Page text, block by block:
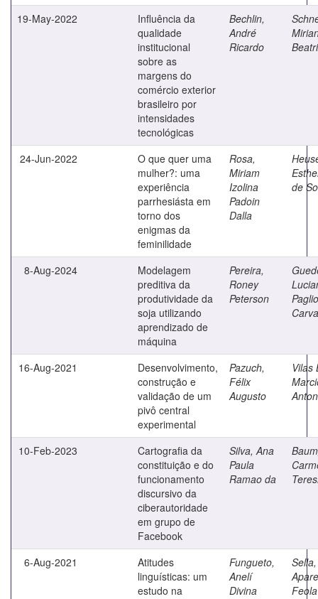
19-May-2022
Influência da
qualidade
institucional
sobre as
margens do
comércio exterior
brasileiro por
intensidades
tecnológicas
Bechlin,
André
Ricardo
24-Jun-2022
O que quer uma
mulher?: uma
experiência
parrhesiásta em
torno dos
enigmas da
feminilidade
Rosa,
Miriam
Izolina
Padoin
Dalla
de
8-Aug-2024
Modelagem
preditiva da
produtividade da
soja utilizando
aprendizado de
máquina
Pereira,
Roney
Peterson
16-Aug-2021
Desenvolvimento,
construção e
validação de um
pivô central
experimental
Pazuch,
Félix
Augusto
Vilas
10-Feb-2023
Cartografia da
constituição e do
funcionamento
discursivo da
ciberautoridade
em grupo de
Facebook
Silva, Ana
Paula
Ramao da
6-Aug-2021
Atitudes
linguísticas: um
estudo na
Fungueto,
Anelí
Divina
Sella,
Feola